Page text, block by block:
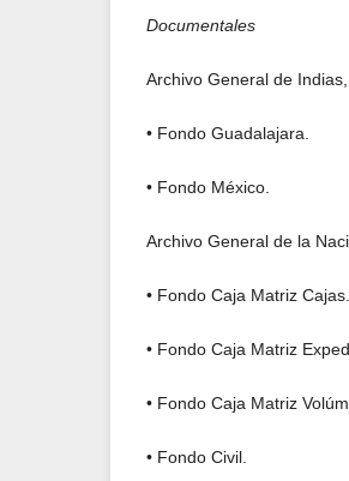
Documentales
Archivo General de Indias,
• Fondo Guadalajara.
• Fondo México.
Archivo General de la
• Fondo Caja Matriz Cajas.
• Fondo Caja Matriz
• Fondo Caja Matriz
• Fondo Civil.